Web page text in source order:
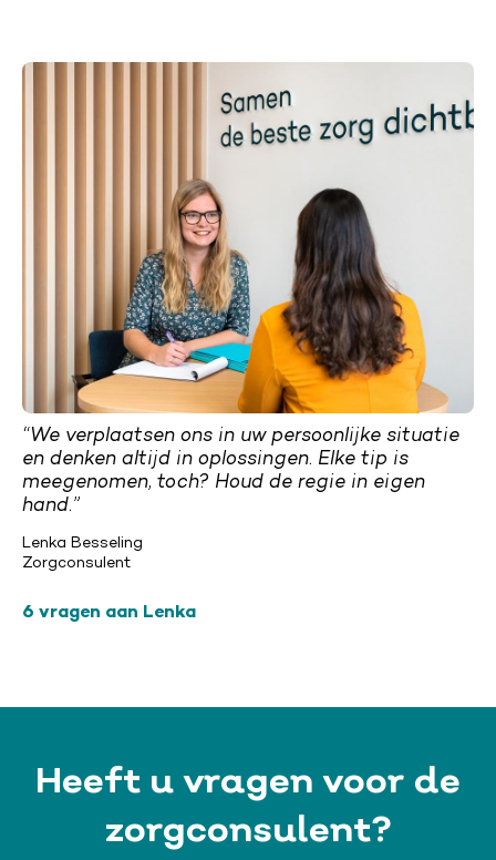
“We verplaatsen ons in uw persoonlijke situatie
en denken altijd in oplossingen. Elke tip is
meegenomen, toch? Houd de regie in eigen
hand.”
Lenka Besseling
Zorgconsulent
6 vragen aan Lenka
Heeft u vragen voor de
zorgconsulent?